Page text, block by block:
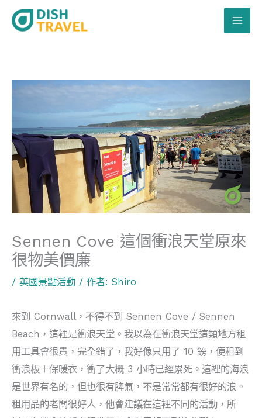
Sennen Cove 這個衝浪天堂原來
很物美價廉
/ 英國景點活動 / 作者: Shiro
來到 Cornwall，不得不到 Sennen Cove / Sennen
Beach，這裡是衝浪天堂。我以為在衝浪天堂這類地方租
用工具會很貴，完全錯了，我好像只用了 10 鎊，便租到
衝浪板＋保暖衣，衝了大概 3 小時已經累死。這裡的海浪
是世界有名的，但也很有脾氣，不是常常都有很好的浪。
租用品的老闆很好人，他會建議在這裡不同的活動，所